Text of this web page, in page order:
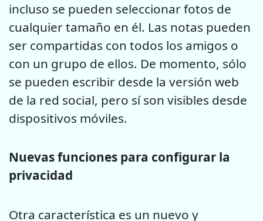
incluso se pueden seleccionar fotos de
cualquier tamaño en él. Las notas pueden
ser compartidas con todos los amigos o
con un grupo de ellos. De momento, sólo
se pueden escribir desde la versión web
de la red social, pero sí son visibles desde
dispositivos móviles.
Nuevas funciones para configurar la
privacidad
Otra característica es un nuevo y